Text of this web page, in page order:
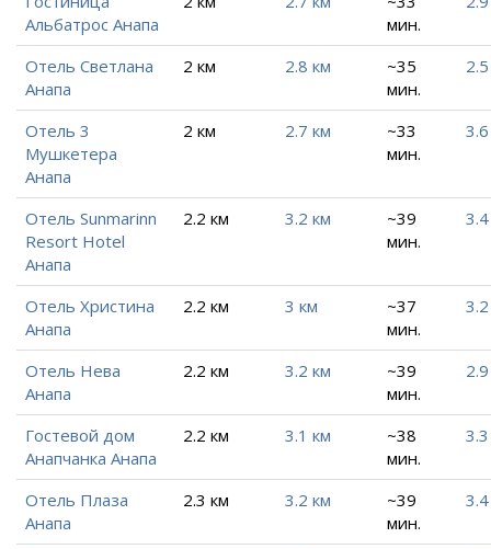
Альбатрос Анапа
мин.
Отель Светлана
Анапа
2 км 2.8 км
~35
мин.
Отель 3
Мушкетера
Анапа
2 км 2.7 км
~33
мин.
Отель Sunmarinn
Resort Hotel
Анапа
2.2 км 3.2 км
~39
мин.
Отель Христина
Анапа
2.2 км 3 км
~37
мин.
Отель Нева
Анапа
2.2 км 3.2 км
~39
мин.
Гостевой дом
Анапчанка Анапа
2.2 км 3.1 км
~38
мин.
Отель Плаза
Анапа
2.3 км 3.2 км
~39
мин.